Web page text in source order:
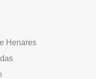
Henares